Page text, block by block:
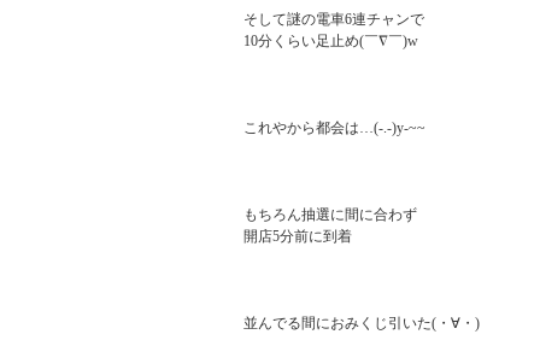
そして謎の電車6連チャンで
10分くらい足止め(￣∇￣)w
これやから都会は…(-.-)y-~~
もちろん抽選に間に合わず
開店5分前に到着
並んでる間におみくじ引いた(・∀・)